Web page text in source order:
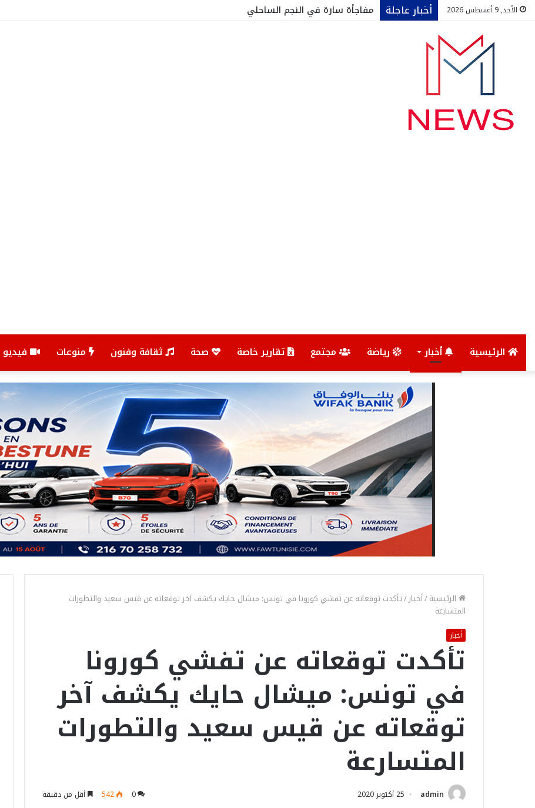
الأحد, 9 أغسطس 2026 أخبار عاجلة مفاجأة سارة في النجم الساحلي
الرئيسية أخبار رياضة مجتمع تقارير خاصة صحة ثقافة وفنون منوعات فيديو
الرئيسية/أخبار/تأكدت توقعاته عن تفشي كورونا في تونس: ميشال حايك يكشف آخر توقعاته عن قيس سعيد والتطورات
المتسارعة
أخبار
تأكدت توقعاته عن تفشي كورونا
في تونس: ميشال حايك يكشف آخر
توقعاته عن قيس سعيد والتطورات
المتسارعة
admin 25 أكتوبر 2020 0
542 أقل من دقيقة